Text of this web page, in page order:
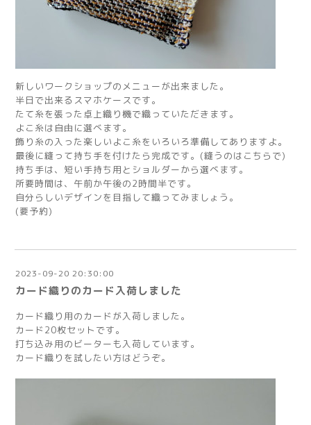
新しいワークショップのメニューが出来ました。
半日で出来るスマホケースです。
たて糸を張った卓上織り機で織っていただきます。
よこ糸は自由に選べます。
飾り糸の入った楽しいよこ糸をいろいろ準備してありますよ。
最後に縫って持ち手を付けたら完成です。(縫うのはこちらで)
持ち手は、短い手持ち用とショルダーから選べます。
所要時間は、午前か午後の2時間半です。
自分らしいデザインを目指して織ってみましょう。
(要予約)
2023-09-20 20:30:00
カード織りのカード入荷しました
カード織り用のカードが入荷しました。
カード20枚セットです。
打ち込み用のビーターも入荷しています。
カード織りを試したい方はどうぞ。